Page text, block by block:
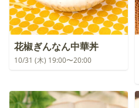
花椒ぎんなん中華丼
10/31 (木) 19:00〜20:00